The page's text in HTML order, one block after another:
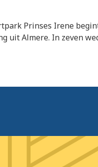
Prinses Irene
uit Almere. In zeven